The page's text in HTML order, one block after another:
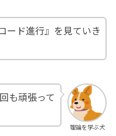
ード進行』を見ていき
理論を学ぶ犬
も頑張って